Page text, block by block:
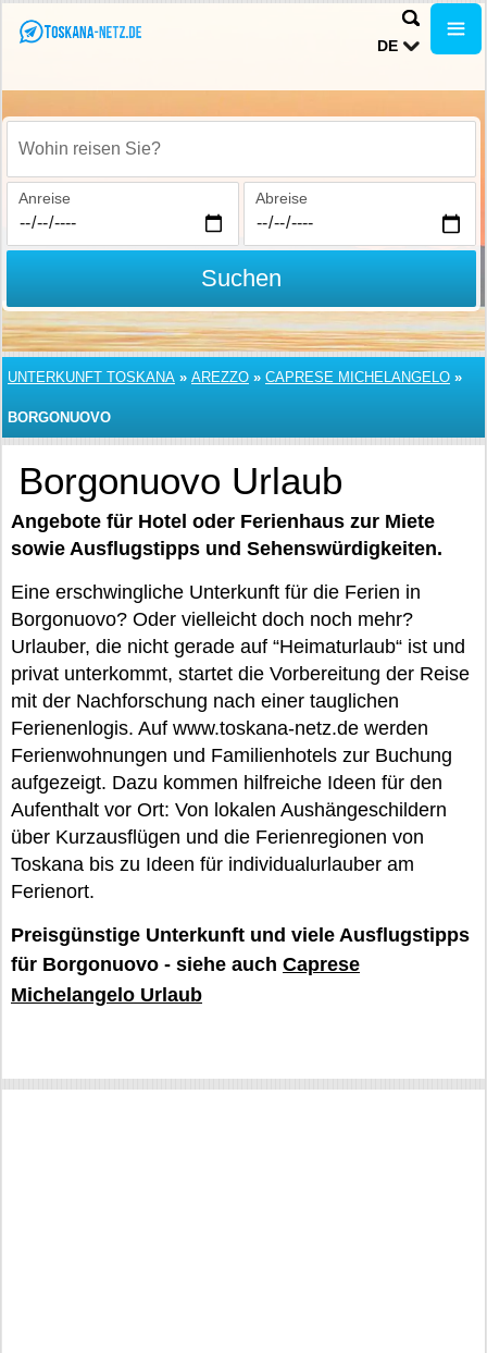
DE
Wohin reisen Sie?
Anreise Abreise
Suchen
UNTERKUNFT TOSKANA » AREZZO » CAPRESE MICHELANGELO »
BORGONUOVO
Borgonuovo Urlaub
Angebote für Hotel oder Ferienhaus zur Miete
sowie Ausflugstipps und Sehenswürdigkeiten.
Eine erschwingliche Unterkunft für die Ferien in
Borgonuovo? Oder vielleicht doch noch mehr?
Urlauber, die nicht gerade auf “Heimaturlaub“ ist und
privat unterkommt, startet die Vorbereitung der Reise
mit der Nachforschung nach einer tauglichen
Ferienenlogis. Auf www.toskana-netz.de werden
Ferienwohnungen und Familienhotels zur Buchung
aufgezeigt. Dazu kommen hilfreiche Ideen für den
Aufenthalt vor Ort: Von lokalen Aushängeschildern
über Kurzausflügen und die Ferienregionen von
Toskana bis zu Ideen für individualurlauber am
Ferienort.
Preisgünstige Unterkunft und viele Ausflugstipps
für Borgonuovo - siehe auch Caprese
Michelangelo Urlaub